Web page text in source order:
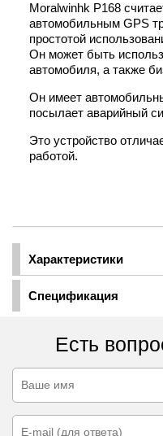
Характеристики
Спецификация
Moralwinhk P168
автомобильным GPS
простотой
Он может быть
автомобиля, а также
Он имеет
посылает аварийный
Это устройство
работой.
Есть